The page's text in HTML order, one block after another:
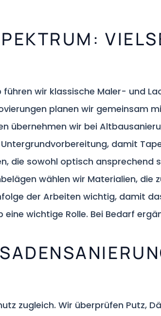
wir klassische Maler- und
planen wir gemeinsam
übernehmen wir bei
damit
die sowohl optisch ansprechend
wählen wir Materialien, die
der Arbeiten wichtig, damit
wichtige Rolle. Bei Bedarf
zugleich. Wir überprüfen Putz,